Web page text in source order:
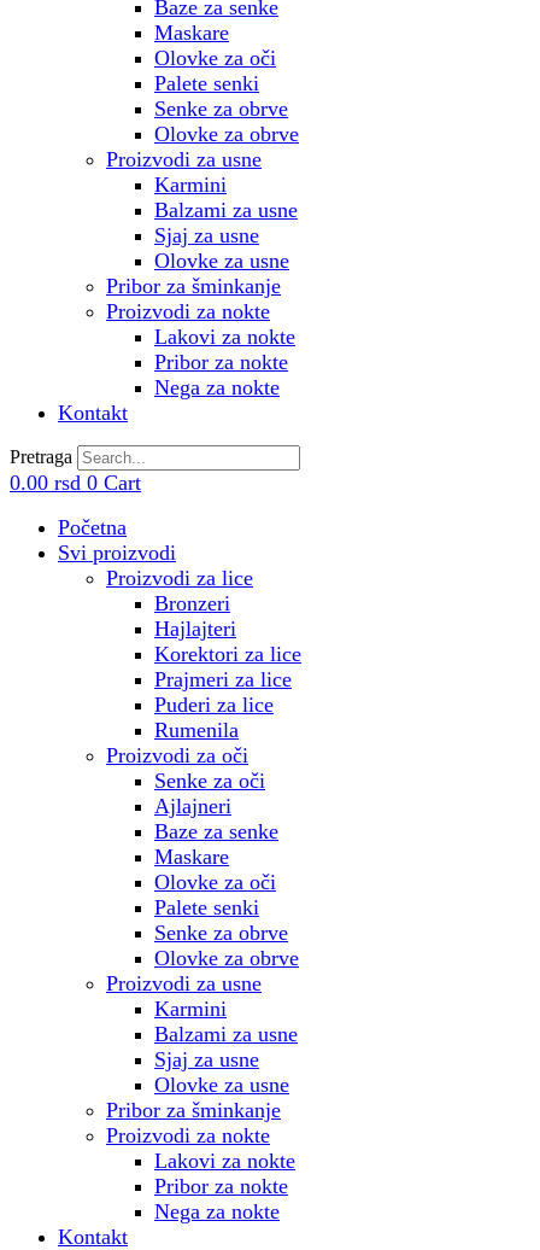
Baze za senke
Maskare
Olovke za oči
Palete senki
Senke za obrve
Olovke za obrve
Proizvodi za usne
Karmini
Balzami za usne
Sjaj za usne
Olovke za usne
Pribor za šminkanje
Proizvodi za nokte
Lakovi za nokte
Pribor za nokte
Nega za nokte
Kontakt
Pretraga
0.00 rsd 0 Cart
Početna
Svi proizvodi
Proizvodi za lice
Bronzeri
Hajlajteri
Korektori za lice
Prajmeri za lice
Puderi za lice
Rumenila
Proizvodi za oči
Senke za oči
Ajlajneri
Baze za senke
Maskare
Olovke za oči
Palete senki
Senke za obrve
Olovke za obrve
Proizvodi za usne
Karmini
Balzami za usne
Sjaj za usne
Olovke za usne
Pribor za šminkanje
Proizvodi za nokte
Lakovi za nokte
Pribor za nokte
Nega za nokte
Kontakt